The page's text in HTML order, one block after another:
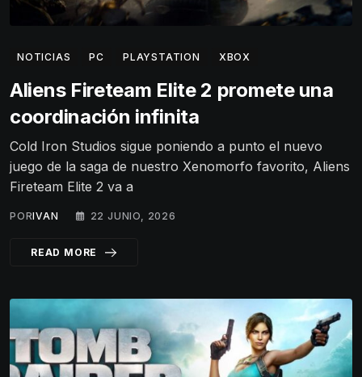
NOTICIAS PC PLAYSTATION XBOX
Aliens Fireteam Elite 2 promete una
coordinación infinita
Cold Iron Studios sigue poniendo a punto el nuevo
juego de la saga de nuestro Xenomorfo favorito, Aliens
Fireteam Elite 2 va a
PORIVAN 22 JUNIO, 2026
READ MORE